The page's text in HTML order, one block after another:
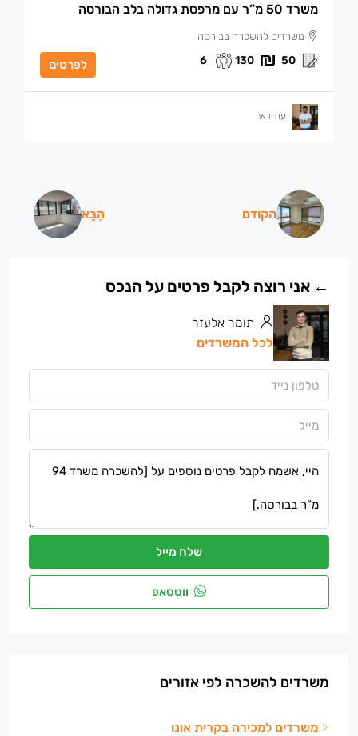
משרד 50 מ”ר עם מרפסת גדולה בלב הבורסה
משרדים להשכרה בבורסה
50
130
6 לפרטים
עוז דאר
הקודם הַבָּא
תומר אלעזר
לכל המשרדים
שלח מייל
ווטסאפ
משרדים להשכרה לפי אזורים
משרדים למכירה בקרית אונו